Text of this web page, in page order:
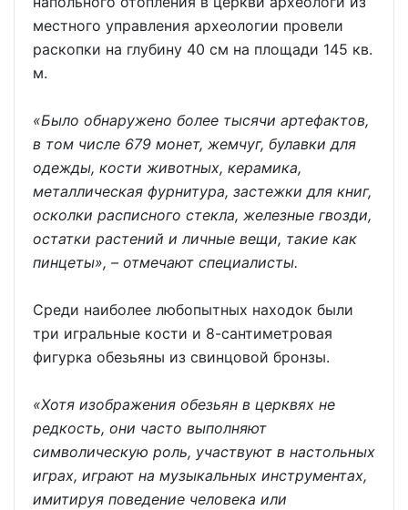
местного управления археологии провели
раскопки на глубину 40 см на площади 145 кв.
м.
«Было обнаружено более тысячи артефактов,
в том числе 679 монет, жемчуг, булавки для
одежды, кости животных, керамика,
металлическая фурнитура, застежки для книг,
осколки расписного стекла, железные гвозди,
остатки растений и личные вещи, такие как
пинцеты», – отмечают специалисты.
Среди наиболее любопытных находок были
три игральные кости и 8-сантиметровая
фигурка обезьяны из свинцовой бронзы.
«Хотя изображения обезьян в церквях не
редкость, они часто выполняют
символическую роль, участвуют в настольных
играх, играют на музыкальных инструментах,
имитируя поведение человека или